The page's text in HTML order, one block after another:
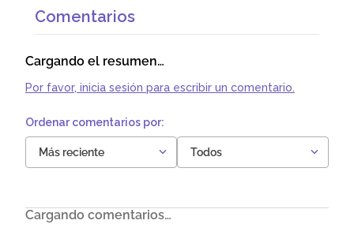
Comentarios
Cargando el resumen…
Por favor, inicia sesión para escribir un comentario.
Más reciente Todos
Cargando comentarios…